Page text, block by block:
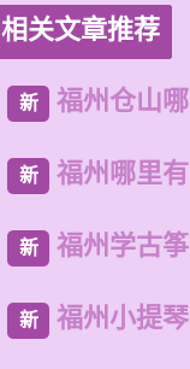
相关文章推荐
新 福州仓山
新 福州哪里
新 福州学古
新 福州小提